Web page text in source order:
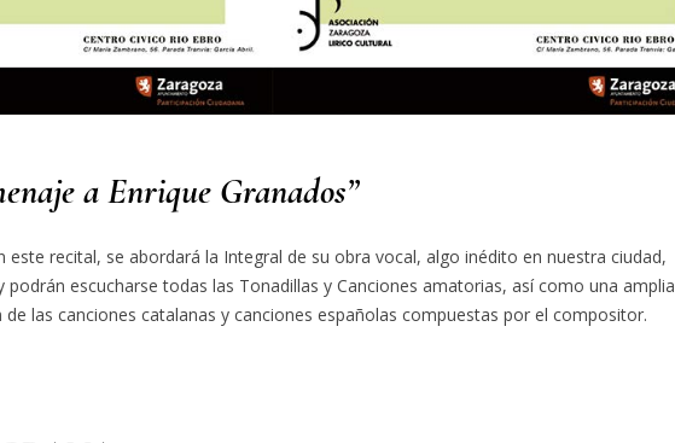
a Enrique Granados”
este recital, se abordará la Integral de su obra vocal, algo inédito en nuestra ciudad,
podrán escucharse todas las Tonadillas y Canciones amatorias, así como una amplia
de las canciones catalanas y canciones españolas compuestas por el compositor.